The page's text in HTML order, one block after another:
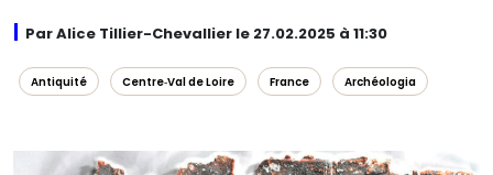
Par Alice Tillier-Chevallier le 27.02.2025 à 11:30
Antiquité Centre‑Val de Loire France Archéologia